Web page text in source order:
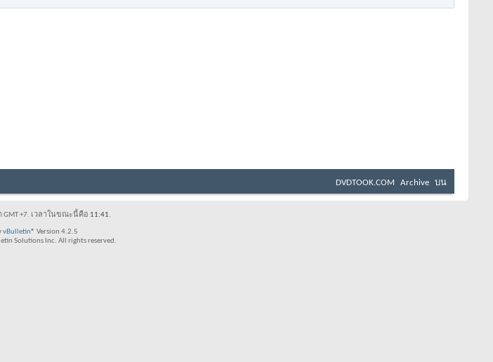
DVDTOOK.COM Archive บน
GMT +7. เวลาในขณะนี้คือ 11:41.
vBulletin® Version 4.2.5
Solutions Inc. All rights reserved.